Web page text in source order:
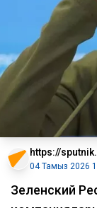
https://
04 Тамыз 2026
Зеленский